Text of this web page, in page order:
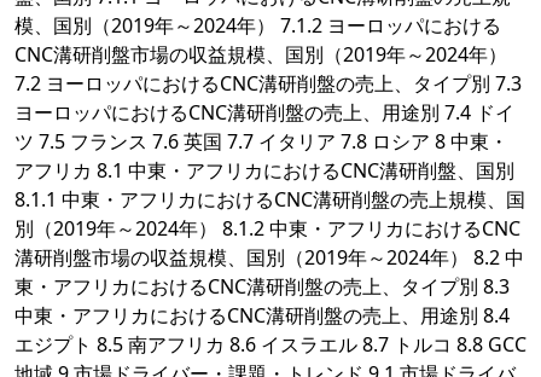
模、国別（2019年～2024年） 7.1.2 ヨーロッパにおける
CNC溝研削盤市場の収益規模、国別（2019年～2024年）
7.2 ヨーロッパにおけるCNC溝研削盤の売上、タイプ別 7.3
ヨーロッパにおけるCNC溝研削盤の売上、用途別 7.4 ドイ
ツ 7.5 フランス 7.6 英国 7.7 イタリア 7.8 ロシア 8 中東・
アフリカ 8.1 中東・アフリカにおけるCNC溝研削盤、国別
8.1.1 中東・アフリカにおけるCNC溝研削盤の売上規模、国
別（2019年～2024年） 8.1.2 中東・アフリカにおけるCNC
溝研削盤市場の収益規模、国別（2019年～2024年） 8.2 中
東・アフリカにおけるCNC溝研削盤の売上、タイプ別 8.3
中東・アフリカにおけるCNC溝研削盤の売上、用途別 8.4
エジプト 8.5 南アフリカ 8.6 イスラエル 8.7 トルコ 8.8 GCC